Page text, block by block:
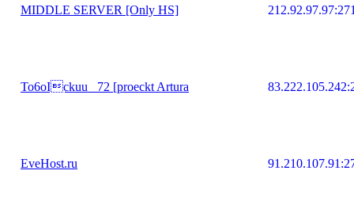
MIDDLE SERVER [Only HS]
To6oIckuu _72 [proeckt Artura
EveHost.ru